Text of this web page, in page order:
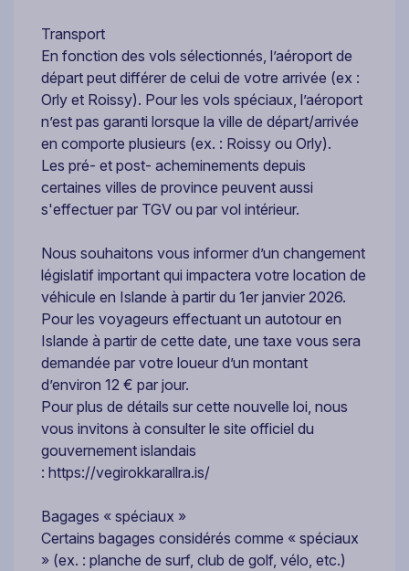
Transport
En fonction des vols sélectionnés, l’aéroport de
départ peut différer de celui de votre arrivée (ex :
Orly et Roissy). Pour les vols spéciaux, l’aéroport
n’est pas garanti lorsque la ville de départ/arrivée
en comporte plusieurs (ex. : Roissy ou Orly).
Les pré- et post- acheminements depuis
certaines villes de province peuvent aussi
s'effectuer par TGV ou par vol intérieur.
Nous souhaitons vous informer d’un changement
législatif important qui impactera votre location de
véhicule en Islande à partir du 1er janvier 2026.
Pour les voyageurs effectuant un autotour en
Islande à partir de cette date, une taxe vous sera
demandée par votre loueur d’un montant
d’environ 12 € par jour.
Pour plus de détails sur cette nouvelle loi, nous
vous invitons à consulter le site officiel du
gouvernement islandais
: https://vegirokkarallra.is/
Bagages « spéciaux »
Certains bagages considérés comme « spéciaux
» (ex. : planche de surf, club de golf, vélo, etc.)